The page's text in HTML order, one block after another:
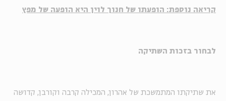
קריאה נוספת: הופעתו של חנוך לוין היא הופעה של מפץ
לבחור בזכות השתיקה
את שתיקתו המתמשכת של אהרון, המכילה קרבה וקורבן, קדושה